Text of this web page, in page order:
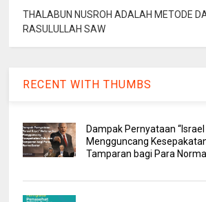
THALABUN NUSROH ADALAH METODE
RASULULLAH SAW
RECENT WITH THUMBS
Dampak Pernyataan
Mengguncang
Tamparan bagi Para